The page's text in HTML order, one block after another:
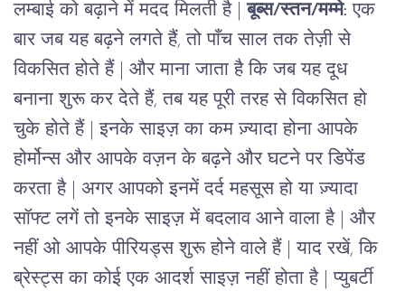
लम्बाई को बढ़ाने में मदद मिलती है |
बूब्स/स्तन/मम्मे: एक
बार जब यह बढ़ने लगते हैं, तो पाँच साल तक तेज़ी से
विकसित होते हैं | और माना जाता है कि जब यह दूध
बनाना शुरू कर देते हैं, तब यह पूरी तरह से विकसित हो
चुके होते हैं | इनके साइज़ का कम ज़्यादा होना आपके
होर्मोन्स और आपके वज़न के बढ़ने और घटने पर डिपेंड
करता है |
अगर आपको इनमें दर्द महसूस हो या ज़्यादा
सॉफ्ट लगें तो इनके साइज़ में बदलाव आने वाला है | और
नहीं ओ आपके पीरियड्स शुरू होने वाले हैं | याद रखें, कि
ब्रेस्ट्स का कोई एक आदर्श साइज़ नहीं होता है | प्युबर्टी